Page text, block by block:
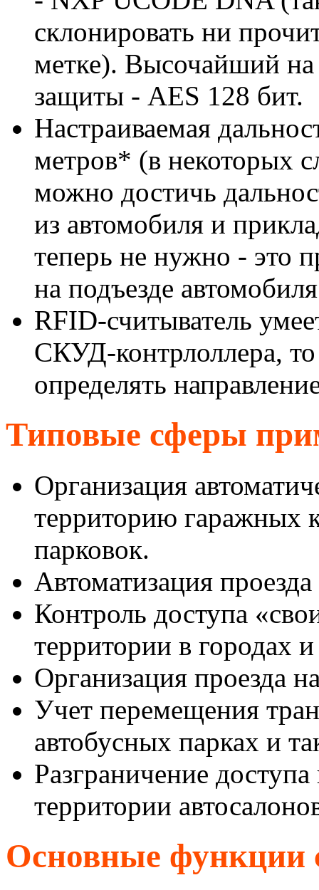
склонировать ни
метке). Высочайший на
защиты - AES 128 бит.
Настраиваемая
метров* (в некоторых
можно достичь
из автомобиля и
теперь не нужно - это
на подъезде
RFID-считыватель
СКУД-контрлоллера,
определять
Типовые сферы
Организация
территорию гаражных
парковок.
Автоматизация
Контроль доступа
территории в городах
Организация проезда
Учет перемещения
автобусных парках и
Разграничение
территории
Основные функции